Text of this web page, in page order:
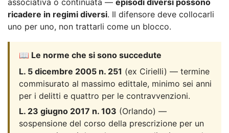
ricadere in regimi diversi. Il difensore deve collocarli
uno per uno, non trattarli come un blocco.
📖 Le norme che si sono succedute
L. 5 dicembre 2005 n. 251 (ex Cirielli) — termine
commisurato al massimo edittale, minimo sei anni
per i delitti e quattro per le contravvenzioni.
L. 23 giugno 2017 n. 103 (Orlando) —
sospensione del corso della prescrizione per un